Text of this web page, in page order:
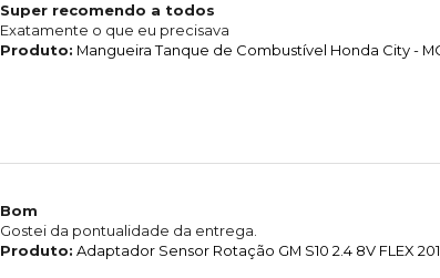
Super recomendo a todos
Exatamente o que eu precisava
Produto: Mangueira Tanque de Combustível Honda City -
Bom
Gostei da pontualidade da entrega.
Produto: Adaptador Sensor Rotação GM S10 2.4 8V FLEX